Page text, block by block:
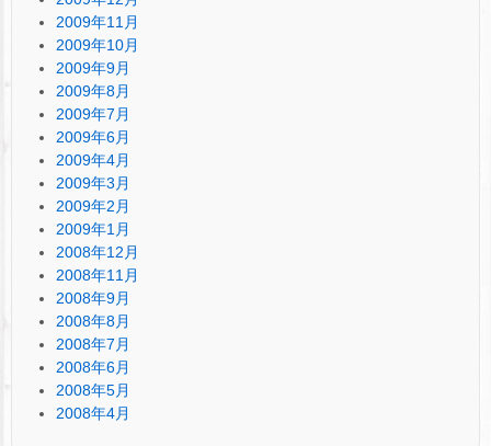
2009年11月
2009年10月
2009年9月
2009年8月
2009年7月
2009年6月
2009年4月
2009年3月
2009年2月
2009年1月
2008年12月
2008年11月
2008年9月
2008年8月
2008年7月
2008年6月
2008年5月
2008年4月